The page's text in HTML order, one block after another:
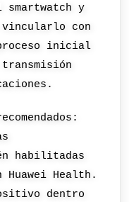
smartwatch y
vincularlo con
inicial
habilitadas
Health.
dentro